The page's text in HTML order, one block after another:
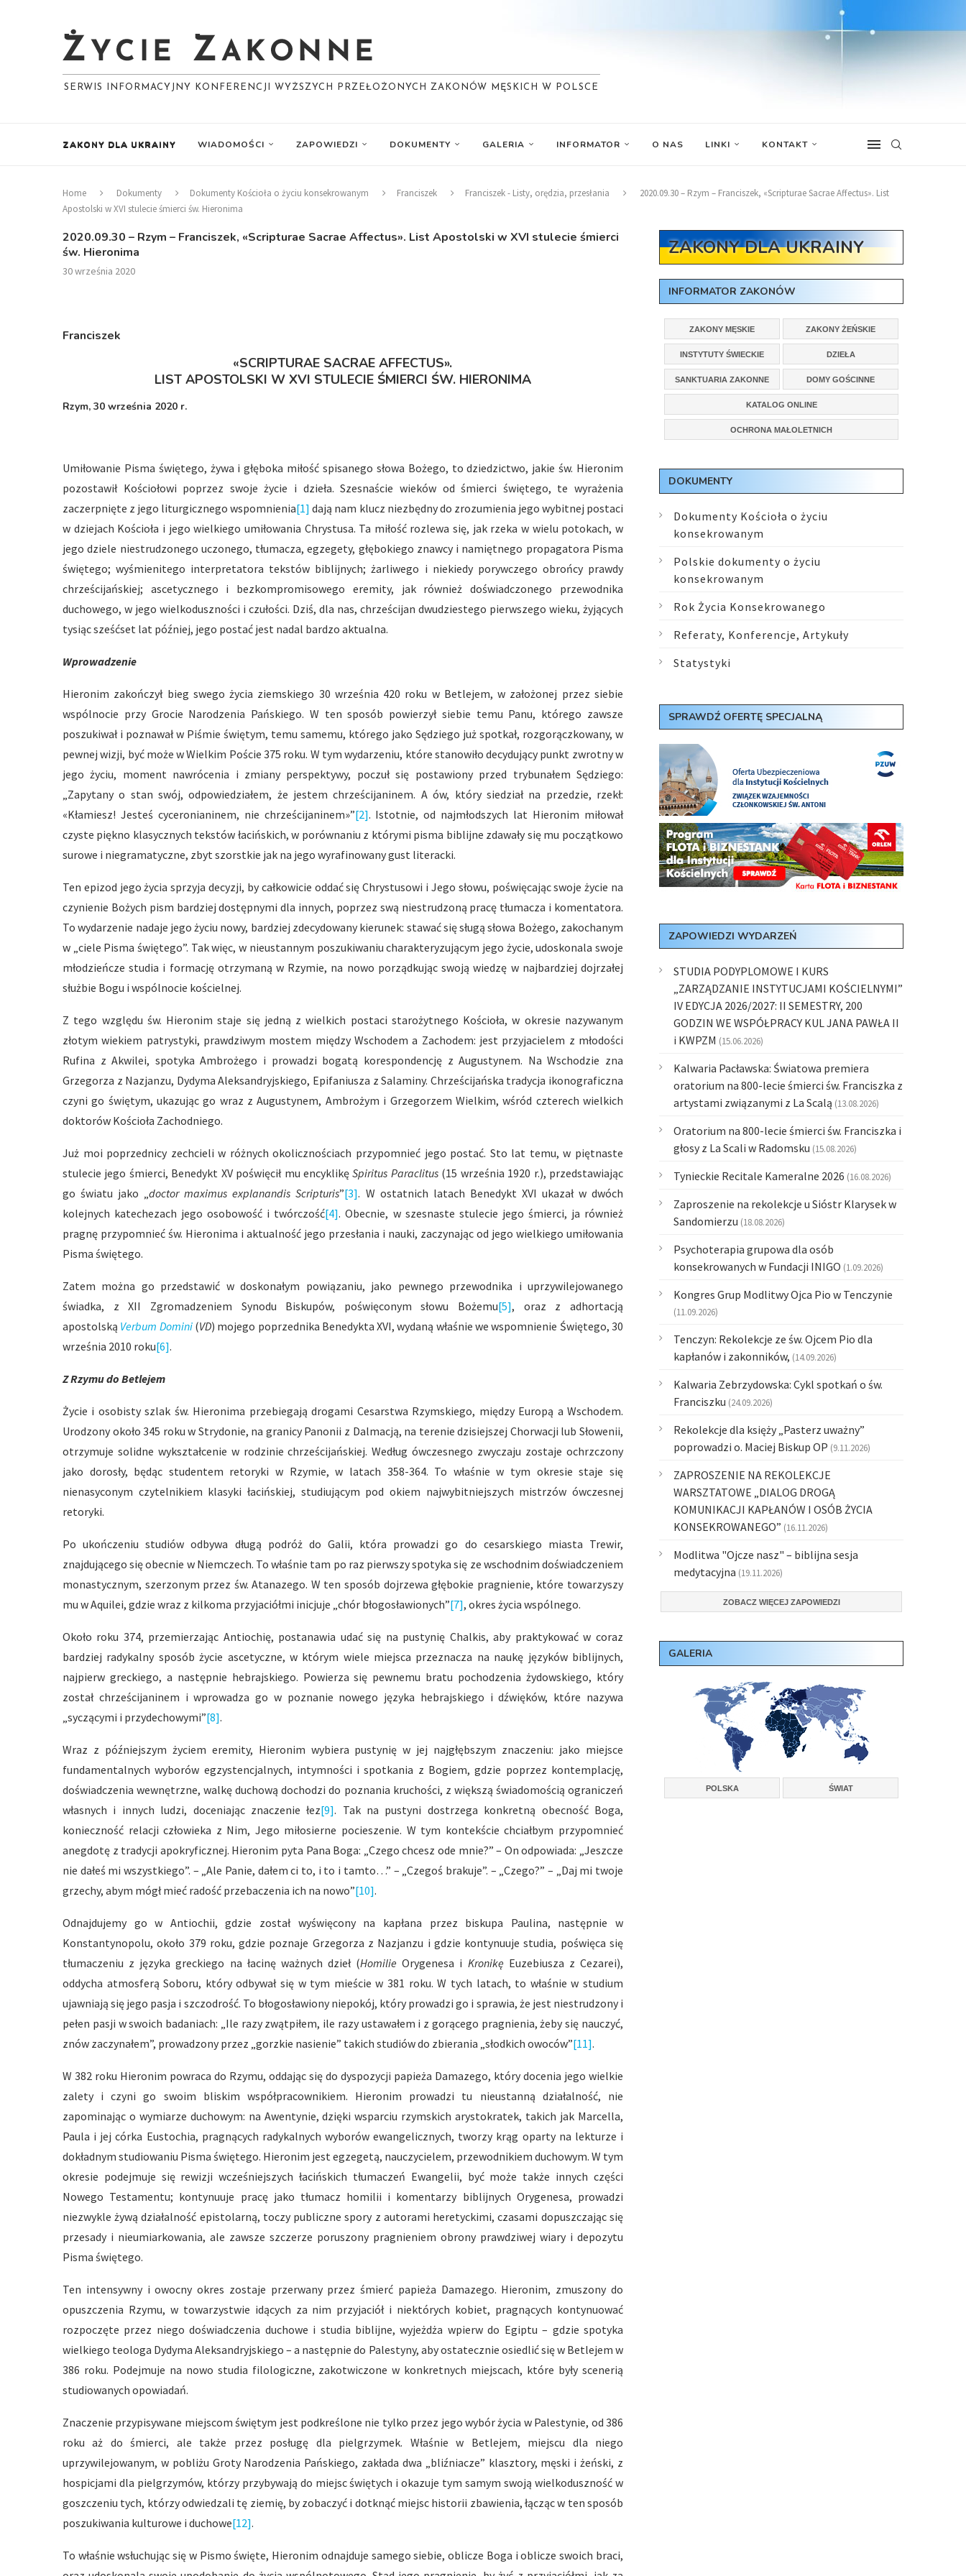
SERWIS INFORMACYJNY KONFERENCJI WYŻSZYCH PRZEŁOŻONYCH ZAKONÓW MĘSKICH W POLSCE
ZAKONY DLA UKRAINY WIADOMOŚCI ZAPOWIEDZI DOKUMENTY GALERIA INFORMATOR O NAS LINKI KONTAKT
Home Dokumenty Dokumenty Kościoła o życiu konsekrowanym Franciszek Franciszek - Listy, orędzia, przesłania
2020.09.30 – Rzym – Franciszek, «Scripturae Sacrae Affectus». List
Apostolski w XVI stulecie śmierci św. Hieronima
2020.09.30 – Rzym – Franciszek, «Scripturae Sacrae Affectus». List Apostolski w XVI stulecie śmierci
św. Hieronima
30 września 2020
Franciszek
«SCRIPTURAE SACRAE AFFECTUS».
LIST APOSTOLSKI W XVI STULECIE ŚMIERCI ŚW. HIERONIMA
Rzym, 30 września 2020 r.
Umiłowanie Pisma świętego, żywa i głęboka miłość spisanego słowa Bożego, to dziedzictwo, jakie św. Hieronim
pozostawił Kościołowi poprzez swoje życie i dzieła. Szesnaście wieków od śmierci świętego, te wyrażenia
zaczerpnięte z jego liturgicznego wspomnienia[1] dają nam klucz niezbędny do zrozumienia jego wybitnej postaci
w dziejach Kościoła i jego wielkiego umiłowania Chrystusa. Ta miłość rozlewa się, jak rzeka w wielu potokach, w
jego dziele niestrudzonego uczonego, tłumacza, egzegety, głębokiego znawcy i namiętnego propagatora Pisma
świętego; wyśmienitego interpretatora tekstów biblijnych; żarliwego i niekiedy porywczego obrońcy prawdy
chrześcijańskiej; ascetycznego i bezkompromisowego eremity, jak również doświadczonego przewodnika
duchowego, w jego wielkoduszności i czułości. Dziś, dla nas, chrześcijan dwudziestego pierwszego wieku, żyjących
tysiąc sześćset lat później, jego postać jest nadal bardzo aktualna.
Wprowadzenie
Hieronim zakończył bieg swego życia ziemskiego 30 września 420 roku w Betlejem, w założonej przez siebie
wspólnocie przy Grocie Narodzenia Pańskiego. W ten sposób powierzył siebie temu Panu, którego zawsze
poszukiwał i poznawał w Piśmie świętym, temu samemu, którego jako Sędziego już spotkał, rozgorączkowany, w
pewnej wizji, być może w Wielkim Poście 375 roku. W tym wydarzeniu, które stanowiło decydujący punkt zwrotny w
jego życiu, moment nawrócenia i zmiany perspektywy, poczuł się postawiony przed trybunałem Sędziego:
„Zapytany o stan swój, odpowiedziałem, że jestem chrześcijaninem. A ów, który siedział na przedzie, rzekł:
«Kłamiesz! Jesteś cyceronianinem, nie chrześcijaninem»”[2]. Istotnie, od najmłodszych lat Hieronim miłował
czyste piękno klasycznych tekstów łacińskich, w porównaniu z którymi pisma biblijne zdawały się mu początkowo
surowe i niegramatyczne, zbyt szorstkie jak na jego wyrafinowany gust literacki.
Ten epizod jego życia sprzyja decyzji, by całkowicie oddać się Chrystusowi i Jego słowu, poświęcając swoje życie na
czynienie Bożych pism bardziej dostępnymi dla innych, poprzez swą niestrudzoną pracę tłumacza i komentatora.
To wydarzenie nadaje jego życiu nowy, bardziej zdecydowany kierunek: stawać się sługą słowa Bożego, zakochanym
w „ciele Pisma świętego”. Tak więc, w nieustannym poszukiwaniu charakteryzującym jego życie, udoskonala swoje
młodzieńcze studia i formację otrzymaną w Rzymie, na nowo porządkując swoją wiedzę w najbardziej dojrzałej
służbie Bogu i wspólnocie kościelnej.
Z tego względu św. Hieronim staje się jedną z wielkich postaci starożytnego Kościoła, w okresie nazywanym
złotym wiekiem patrystyki, prawdziwym mostem między Wschodem a Zachodem: jest przyjacielem z młodości
Rufina z Akwilei, spotyka Ambrożego i prowadzi bogatą korespondencję z Augustynem. Na Wschodzie zna
Grzegorza z Nazjanzu, Dydyma Aleksandryjskiego, Epifaniusza z Salaminy. Chrześcijańska tradycja ikonograficzna
czyni go świętym, ukazując go wraz z Augustynem, Ambrożym i Grzegorzem Wielkim, wśród czterech wielkich
doktorów Kościoła Zachodniego.
Już moi poprzednicy zechcieli w różnych okolicznościach przypomnieć jego postać. Sto lat temu, w piętnaste
stulecie jego śmierci, Benedykt XV poświęcił mu encyklikęSpiritus Paraclitus(15 września 1920 r.), przedstawiając
go światu jako „doctor maximus explanandis Scripturis”[3]. W ostatnich latach Benedykt XVI ukazał w dwóch
kolejnych katechezach jego osobowość i twórczość[4]. Obecnie, w szesnaste stulecie jego śmierci, ja również
pragnę przypomnieć św. Hieronima i aktualność jego przesłania i nauki, zaczynając od jego wielkiego umiłowania
Pisma świętego.
Zatem można go przedstawić w doskonałym powiązaniu, jako pewnego przewodnika i uprzywilejowanego
świadka, z XII Zgromadzeniem Synodu Biskupów, poświęconym słowu Bożemu[5], oraz z adhortacją
apostolską Verbum Domini(VD) mojego poprzednika Benedykta XVI, wydaną właśnie we wspomnienie Świętego, 30
września 2010 roku[6].
Z Rzymu do Betlejem
Życie i osobisty szlak św. Hieronima przebiegają drogami Cesarstwa Rzymskiego, między Europą a Wschodem.
Urodzony około 345 roku w Strydonie, na granicy Panonii z Dalmacją, na terenie dzisiejszej Chorwacji lub Słowenii,
otrzymuje solidne wykształcenie w rodzinie chrześcijańskiej. Według ówczesnego zwyczaju zostaje ochrzczony
jako dorosły, będąc studentem retoryki w Rzymie, w latach 358-364. To właśnie w tym okresie staje się
nienasyconym czytelnikiem klasyki łacińskiej, studiującym pod okiem najwybitniejszych mistrzów ówczesnej
retoryki.
Po ukończeniu studiów odbywa długą podróż do Galii, która prowadzi go do cesarskiego miasta Trewir,
znajdującego się obecnie w Niemczech. To właśnie tam po raz pierwszy spotyka się ze wschodnim doświadczeniem
monastycznym, szerzonym przez św. Atanazego. W ten sposób dojrzewa głębokie pragnienie, które towarzyszy
mu w Aquilei, gdzie wraz z kilkoma przyjaciółmi inicjuje „chór błogosławionych”[7], okres życia wspólnego.
Około roku 374, przemierzając Antiochię, postanawia udać się na pustynię Chalkis, aby praktykować w coraz
bardziej radykalny sposób życie ascetyczne, w którym wiele miejsca przeznacza na naukę języków biblijnych,
najpierw greckiego, a następnie hebrajskiego. Powierza się pewnemu bratu pochodzenia żydowskiego, który
został chrześcijaninem i wprowadza go w poznanie nowego języka hebrajskiego i dźwięków, które nazywa
„syczącymi i przydechowymi”[8].
Wraz z późniejszym życiem eremity, Hieronim wybiera pustynię w jej najgłębszym znaczeniu: jako miejsce
fundamentalnych wyborów egzystencjalnych, intymności i spotkania z Bogiem, gdzie poprzez kontemplację,
doświadczenia wewnętrzne, walkę duchową dochodzi do poznania kruchości, z większą świadomością ograniczeń
własnych i innych ludzi, doceniając znaczenie łez[9]. Tak na pustyni dostrzega konkretną obecność Boga,
konieczność relacji człowieka z Nim, Jego miłosierne pocieszenie. W tym kontekście chciałbym przypomnieć
anegdotę z tradycji apokryficznej. Hieronim pyta Pana Boga: „Czego chcesz ode mnie?” – On odpowiada: „Jeszcze
nie dałeś mi wszystkiego”. – „Ale Panie, dałem ci to, i to i tamto…” – „Czegoś brakuje”. – „Czego?” – „Daj mi twoje
grzechy, abym mógł mieć radość przebaczenia ich na nowo”[10].
Odnajdujemy go w Antiochii, gdzie został wyświęcony na kapłana przez biskupa Paulina, następnie w
Konstantynopolu, około 379 roku, gdzie poznaje Grzegorza z Nazjanzu i gdzie kontynuuje studia, poświęca się
tłumaczeniu z języka greckiego na łacinę ważnych dzieł (Homilie Orygenesa i Kronikę Euzebiusza z Cezarei),
oddycha atmosferą Soboru, który odbywał się w tym mieście w 381 roku. W tych latach, to właśnie w studium
ujawniają się jego pasja i szczodrość. To błogosławiony niepokój, który prowadzi go i sprawia, że jest niestrudzony i
pełen pasji w swoich badaniach: „Ile razy zwątpiłem, ile razy ustawałem i z gorącego pragnienia, żeby się nauczyć,
znów zaczynałem”, prowadzony przez „gorzkie nasienie” takich studiów do zbierania „słodkich owoców”[11].
W 382 roku Hieronim powraca do Rzymu, oddając się do dyspozycji papieża Damazego, który docenia jego wielkie
zalety i czyni go swoim bliskim współpracownikiem. Hieronim prowadzi tu nieustanną działalność, nie
zapominając o wymiarze duchowym: na Awentynie, dzięki wsparciu rzymskich arystokratek, takich jak Marcella,
Paula i jej córka Eustochia, pragnących radykalnych wyborów ewangelicznych, tworzy krąg oparty na lekturze i
dokładnym studiowaniu Pisma świętego. Hieronim jest egzegetą, nauczycielem, przewodnikiem duchowym. W tym
okresie podejmuje się rewizji wcześniejszych łacińskich tłumaczeń Ewangelii, być może także innych części
Nowego Testamentu; kontynuuje pracę jako tłumacz homilii i komentarzy biblijnych Orygenesa, prowadzi
niezwykle żywą działalność epistolarną, toczy publiczne spory z autorami heretyckimi, czasami dopuszczając się
przesady i nieumiarkowania, ale zawsze szczerze poruszony pragnieniem obrony prawdziwej wiary i depozytu
Pisma świętego.
Ten intensywny i owocny okres zostaje przerwany przez śmierć papieża Damazego. Hieronim, zmuszony do
opuszczenia Rzymu, w towarzystwie idących za nim przyjaciół i niektórych kobiet, pragnących kontynuować
rozpoczęte przez niego doświadczenia duchowe i studia biblijne, wyjeżdża wpierw do Egiptu – gdzie spotyka
wielkiego teologa Dydyma Aleksandryjskiego – a następnie do Palestyny, aby ostatecznie osiedlić się w Betlejem w
386 roku. Podejmuje na nowo studia filologiczne, zakotwiczone w konkretnych miejscach, które były scenerią
studiowanych opowiadań.
Znaczenie przypisywane miejscom świętym jest podkreślone nie tylko przez jego wybór życia w Palestynie, od 386
roku aż do śmierci, ale także przez posługę dla pielgrzymek. Właśnie w Betlejem, miejscu dla niego
uprzywilejowanym, w pobliżu Groty Narodzenia Pańskiego, zakłada dwa „bliźniacze” klasztory, męski i żeński, z
hospicjami dla pielgrzymów, którzy przybywają do miejsc świętych i okazuje tym samym swoją wielkoduszność w
goszczeniu tych, którzy odwiedzali tę ziemię, by zobaczyć i dotknąć miejsc historii zbawienia, łącząc w ten sposób
poszukiwania kulturowe i duchowe[12].
To właśnie wsłuchując się w Pismo święte, Hieronim odnajduje samego siebie, oblicze Boga i oblicze swoich braci,
ZAKONY DLA UKRAINY
INFORMATOR ZAKONÓW
ZAKONY MĘSKIE ZAKONY ŻEŃSKIE
INSTYTUTY ŚWIECKIE DZIEŁA
SANKTUARIA ZAKONNE DOMY GOŚCINNE
KATALOG ONLINE
OCHRONA MAŁOLETNICH
DOKUMENTY
Dokumenty Kościoła o życiu
konsekrowanym
Polskie dokumenty o życiu
konsekrowanym
Rok Życia Konsekrowanego
Referaty, Konferencje, Artykuły
Statystyki
SPRAWDŹ OFERTĘ SPECJALNĄ
ZAPOWIEDZI WYDARZEŃ
STUDIA PODYPLOMOWE I KURS
„ZARZĄDZANIE INSTYTUCJAMI KOŚCIELNYMI”
IV EDYCJA 2026/2027: II SEMESTRY, 200
GODZIN WE WSPÓŁPRACY KUL JANA PAWŁA II
i KWPZM (15.06.2026)
Kalwaria Pacławska: Światowa premiera
oratorium na 800-lecie śmierci św. Franciszka z
artystami związanymi z La Scalą (13.08.2026)
Oratorium na 800-lecie śmierci św. Franciszka i
głosy z La Scali w Radomsku (15.08.2026)
Tynieckie Recitale Kameralne 2026 (16.08.2026)
Zaproszenie na rekolekcje u Sióstr Klarysek w
Sandomierzu (18.08.2026)
Psychoterapia grupowa dla osób
konsekrowanych w Fundacji INIGO (1.09.2026)
Kongres Grup Modlitwy Ojca Pio w Tenczynie
(11.09.2026)
Tenczyn: Rekolekcje ze św. Ojcem Pio dla
kapłanów i zakonników, (14.09.2026)
Kalwaria Zebrzydowska: Cykl spotkań o św.
Franciszku (24.09.2026)
Rekolekcje dla księży „Pasterz uważny”
poprowadzi o. Maciej Biskup OP (9.11.2026)
ZAPROSZENIE NA REKOLEKCJE
WARSZTATOWE „DIALOG DROGĄ
KOMUNIKACJI KAPŁANÓW I OSÓB ŻYCIA
KONSEKROWANEGO” (16.11.2026)
Modlitwa "Ojcze nasz" – biblijna sesja
medytacyjna (19.11.2026)
ZOBACZ WIĘCEJ ZAPOWIEDZI
GALERIA
POLSKA ŚWIAT